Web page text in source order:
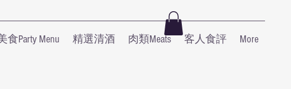
食Party Menu 精選清酒 肉類Meats 客人食評 More